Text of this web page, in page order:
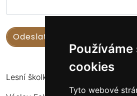
cookies
Tyto webové
Lesní školka Nekoř